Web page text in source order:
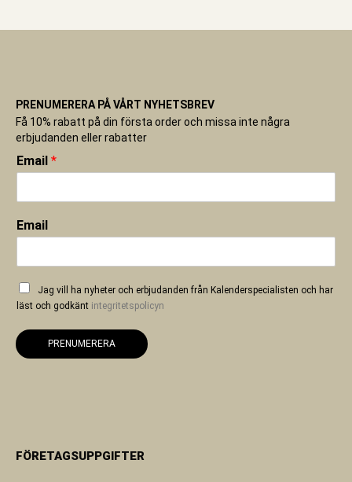
PRENUMERERA PÅ VÅRT NYHETSBREV
Få 10% rabatt på din första order och missa inte några
erbjudanden eller rabatter
Email *
Email
Jag vill ha nyheter och erbjudanden från Kalenderspecialisten och har
läst och godkänt integritetspolicyn
PRENUMERERA
FÖRETAGSUPPGIFTER